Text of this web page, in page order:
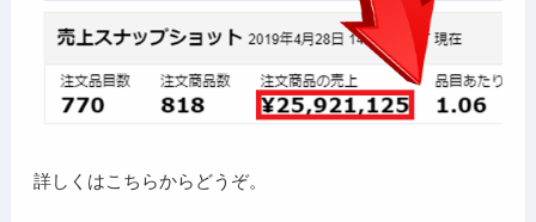
詳しくはこちらからどうぞ。